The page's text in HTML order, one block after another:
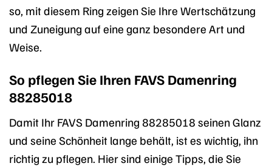
so, mit diesem Ring zeigen Sie Ihre Wertschätzung
und Zuneigung auf eine ganz besondere Art und
Weise.
So pflegen Sie Ihren FAVS Damenring
88285018
Damit Ihr FAVS Damenring 88285018 seinen Glanz
und seine Schönheit lange behält, ist es wichtig, ihn
richtig zu pflegen. Hier sind einige Tipps, die Sie